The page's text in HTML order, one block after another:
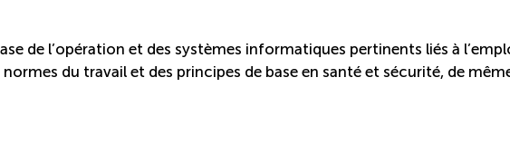
de l’opération et des systèmes informatiques pertinents liés à
du travail et des principes de base en santé et sécurité, de